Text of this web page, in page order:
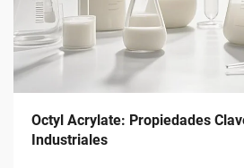
Octyl Acrylate: Propiedades
Industriales